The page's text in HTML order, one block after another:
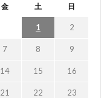
金 土 日
1 2
7 8 9
14 15 16
21 22 23